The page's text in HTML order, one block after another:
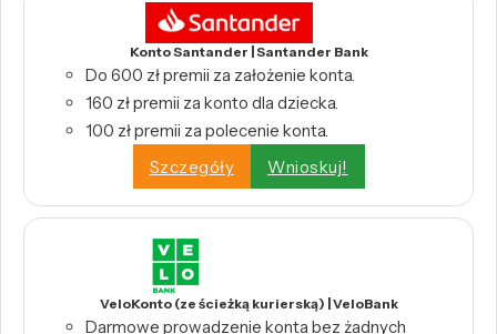
Konto Santander | Santander Bank
Do 600 zł premii za założenie konta.
160 zł premii za konto dla dziecka.
100 zł premii za polecenie konta.
Szczegóły
Wnioskuj!
VeloKonto (ze ścieżką kurierską) | VeloBank
Darmowe prowadzenie konta bez żadnych